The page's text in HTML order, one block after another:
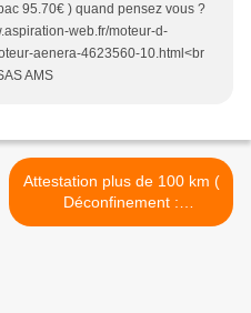
95.70€ ) quand pensez vous ?
web.fr/moteur-d-
aenera-4623560-10.html<br
AMS
Attestation plus de 100 km (
Déconfinement :
Déclaration de déplacement